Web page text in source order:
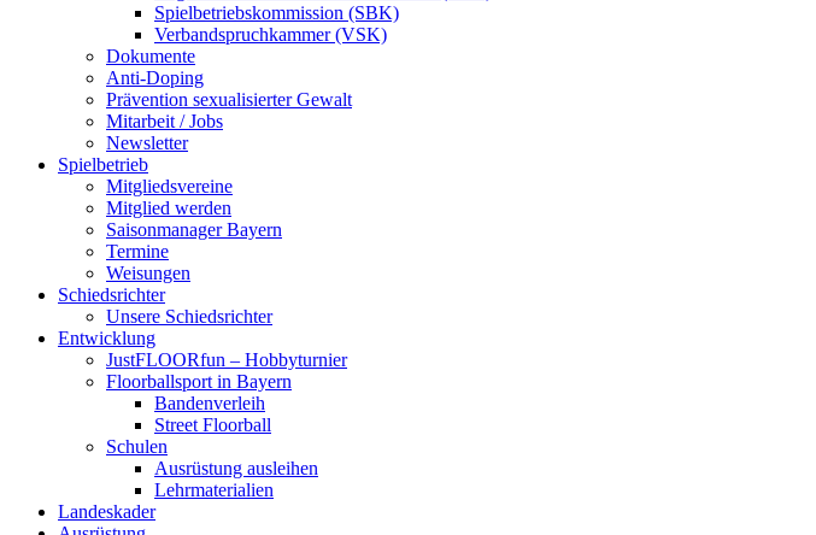
Spielbetriebskommission (SBK)
Verbandspruchkammer (VSK)
Dokumente
Anti-Doping
Prävention sexualisierter Gewalt
Mitarbeit / Jobs
Newsletter
Spielbetrieb
Mitgliedsvereine
Mitglied werden
Saisonmanager Bayern
Termine
Weisungen
Schiedsrichter
Unsere Schiedsrichter
Entwicklung
JustFLOORfun – Hobbyturnier
Floorballsport in Bayern
Bandenverleih
Street Floorball
Schulen
Ausrüstung ausleihen
Lehrmaterialien
Landeskader